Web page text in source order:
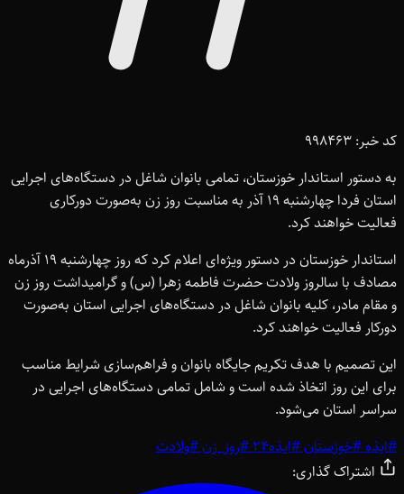
کد خبر: 998463
به دستور استاندار خوزستان، تمامی بانوان شاغل در دستگاه‌های اجرایی
استان فردا چهارشنبه 19 آذر به مناسبت روز زن به‌صورت دورکاری
فعالیت خواهند کرد.
استاندار خوزستان در دستور ویژه‌ای اعلام کرد که روز چهارشنبه 19 آذرماه
مصادف با سالروز ولادت حضرت فاطمه زهرا (س) و گرامیداشت روز زن
و مقام مادر، کلیه بانوان شاغل در دستگاه‌های اجرایی استان به‌صورت
دورکار فعالیت خواهند کرد.
این تصمیم با هدف تکریم جایگاه بانوان و فراهم‌سازی شرایط مناسب
برای این روز اتخاذ شده است و شامل تمامی دستگاه‌های اجرایی در
سراسر استان می‌شود.
#ایذه#خوزستان#ایذه24 #روز_زن#ولادت
اشتراک گذاری: